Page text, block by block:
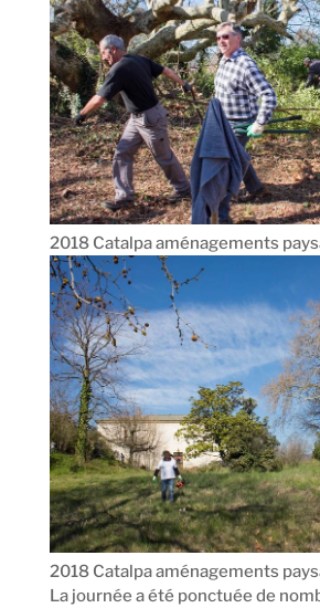
2018 Catalpa aménagements
2018 Catalpa aménagements
La journée a été ponctuée de